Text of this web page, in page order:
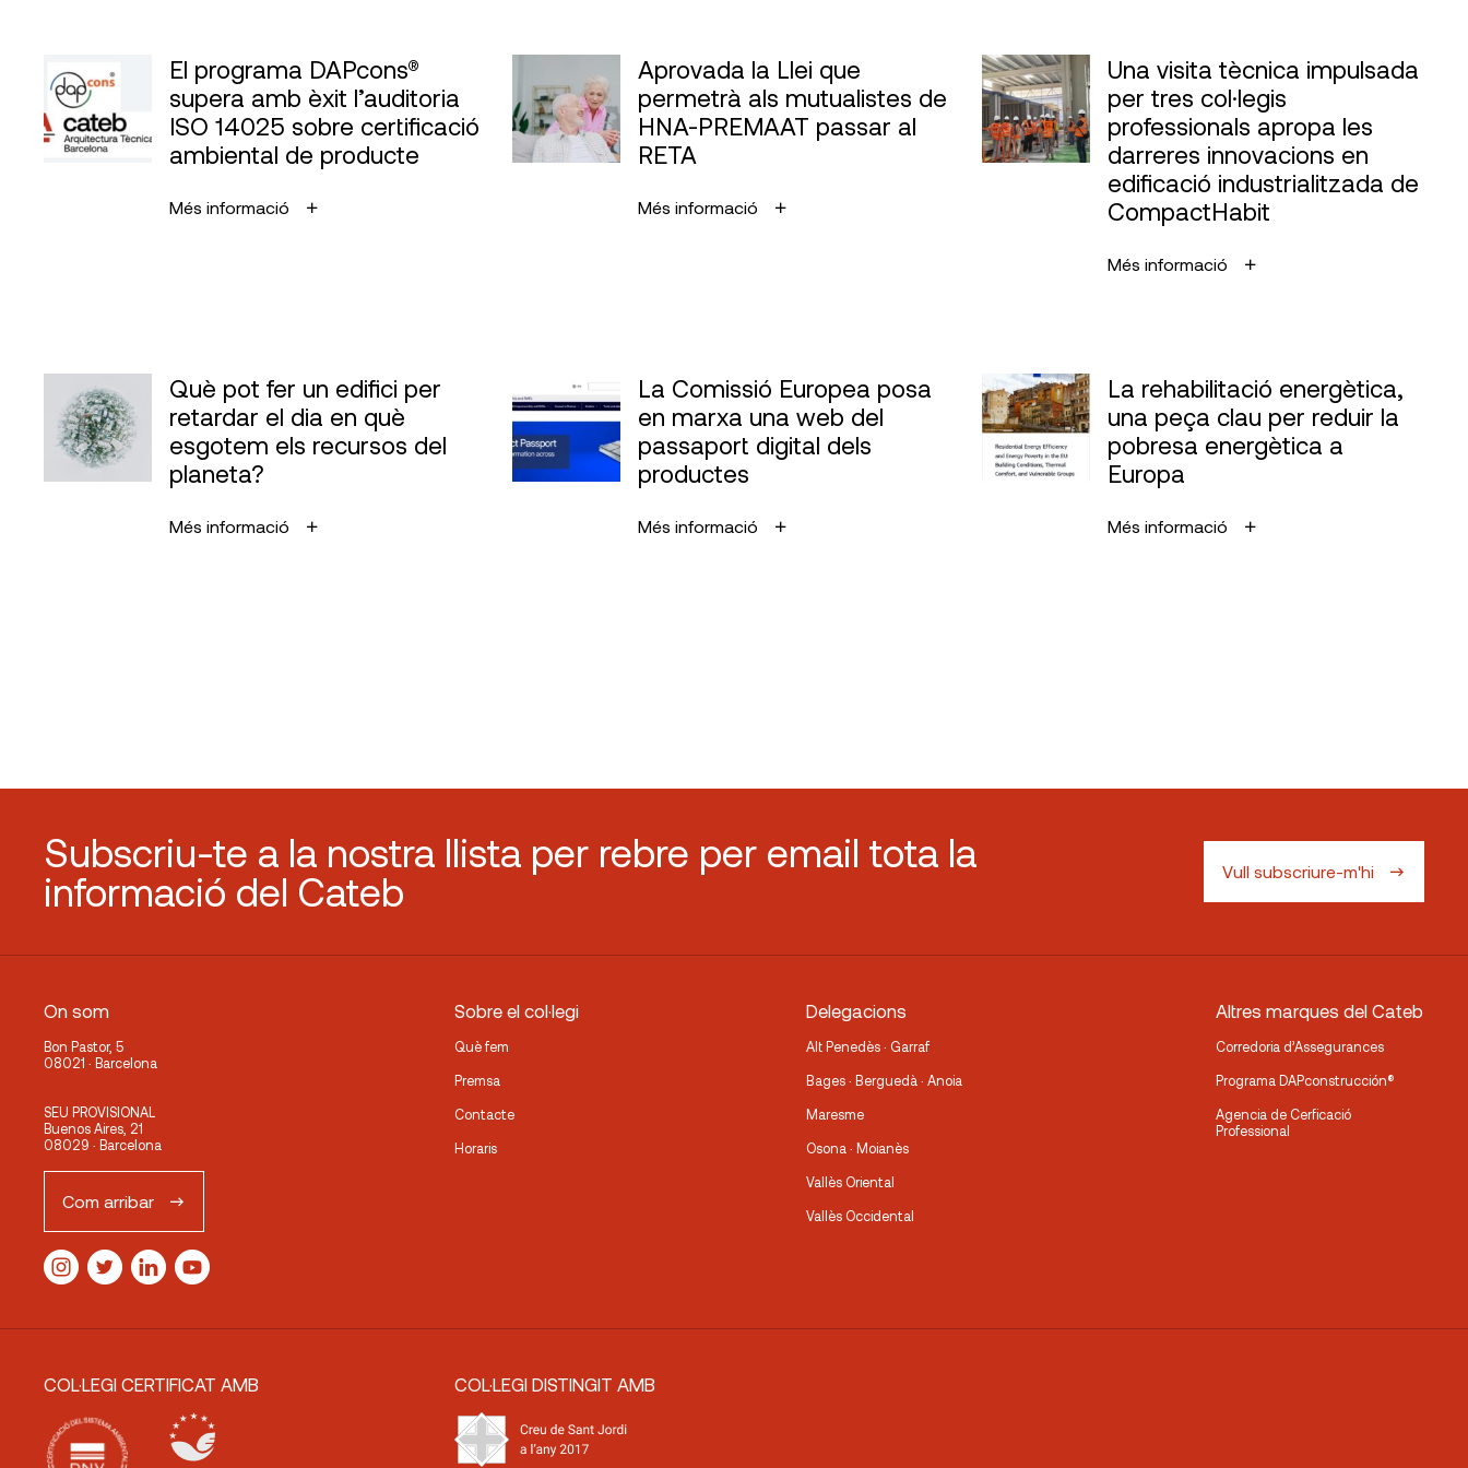
El programa DAPcons®
supera amb èxit l’auditoria
ISO 14025 sobre certificació
ambiental de producte
Més informació
Aprovada la Llei que
permetrà als mutualistes de
HNA-PREMAAT passar al
RETA
Més informació
Una visita tècnica impulsada
per tres col·legis
professionals apropa les
darreres innovacions en
edificació industrialitzada de
CompactHabit
Més informació
Què pot fer un edifici per
retardar el dia en què
esgotem els recursos del
planeta?
Més informació
La Comissió Europea posa
en marxa una web del
passaport digital dels
productes
Més informació
La rehabilitació energètica,
una peça clau per reduir la
pobresa energètica a
Europa
Més informació
Subscriu-te a la nostra llista per rebre per email tota la
informació del Cateb
Vull subscriure-m'hi
On som
Bon Pastor, 5
08021 · Barcelona
SEU PROVISIONAL
Buenos Aires, 21
08029 · Barcelona
Com arribar
Sobre el col·legi
Què fem
Premsa
Contacte
Horaris
Delegacions
Alt Penedès · Garraf
Bages · Berguedà · Anoia
Maresme
Osona · Moianès
Vallès Oriental
Vallès Occidental
Altres marques del Cateb
Corredoria d’Assegurances
Programa DAPconstrucción®
Agencia de Cerficació
Professional
COL·LEGI CERTIFICAT AMB COL·LEGI DISTINGIT AMB